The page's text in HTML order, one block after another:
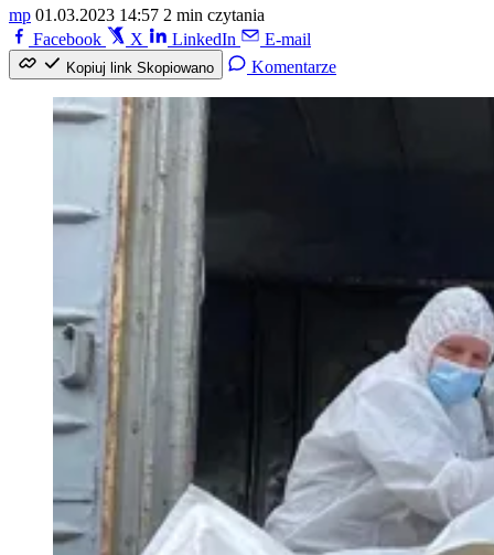
mp 01.03.2023 14:57 2 min czytania
Facebook
X LinkedIn E-mail
Kopiuj link Skopiowano Komentarze